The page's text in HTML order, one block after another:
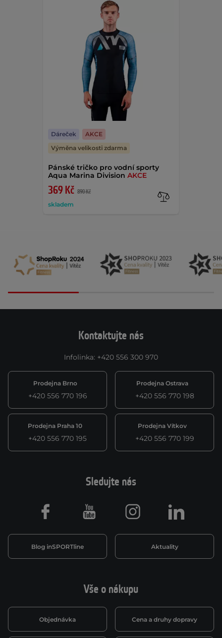
Pánské tričko pro vodní sporty
Aqua Marina DivisionAKCE
369 Kč 890 Kč
skladem
Dáreček
AKCE
Výměna velikosti zdarma
Kontaktujte nás
Infolinka: +420 556 300 970
Prodejna Brno
+420 556 770 196
Prodejna Ostrava
+420 556 770 198
Prodejna Praha 10
+420 556 770 195
Prodejna Vítkov
+420 556 770 199
Vše o nákupu
Objednávka Cena a druhy dopravy
Sledujte nás
Blog inSPORTline Aktuality
Facebook Youtube Instagram LinkedIn